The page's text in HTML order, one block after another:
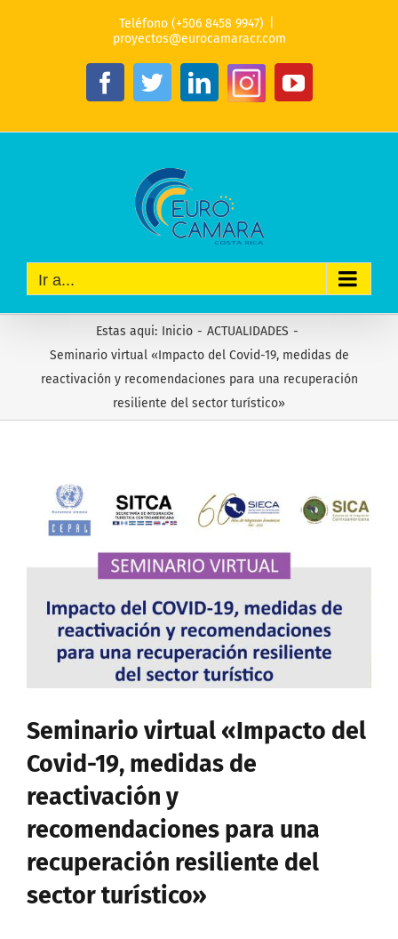
Teléfono (+506 8458 9947)
proyectos@eurocamaracr.com
Facebook
TwitterLinkedIn
InstagramYouTube
Ir a...
Estas aqui: Inicio - ACTUALIDADES -
Seminario virtual «Impacto del Covid-19, medidas de
reactivación y recomendaciones para una recuperación
resiliente del sector turístico»
imagen
grande
Seminario virtual «Impacto del
Covid-19, medidas de
reactivación y
recomendaciones para una
recuperación resiliente del
sector turístico»